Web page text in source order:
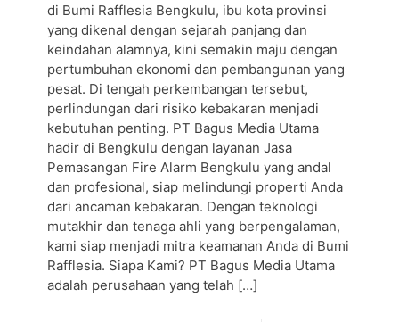
di Bumi Rafflesia Bengkulu, ibu kota provinsi
yang dikenal dengan sejarah panjang dan
keindahan alamnya, kini semakin maju dengan
pertumbuhan ekonomi dan pembangunan yang
pesat. Di tengah perkembangan tersebut,
perlindungan dari risiko kebakaran menjadi
kebutuhan penting. PT Bagus Media Utama
hadir di Bengkulu dengan layanan Jasa
Pemasangan Fire Alarm Bengkulu yang andal
dan profesional, siap melindungi properti Anda
dari ancaman kebakaran. Dengan teknologi
mutakhir dan tenaga ahli yang berpengalaman,
kami siap menjadi mitra keamanan Anda di Bumi
Rafflesia. Siapa Kami? PT Bagus Media Utama
adalah perusahaan yang telah […]